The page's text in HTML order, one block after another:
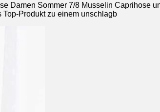
Damen Sommer 7/8 Musselin Caprihose
Produkt zu einem unschlagb